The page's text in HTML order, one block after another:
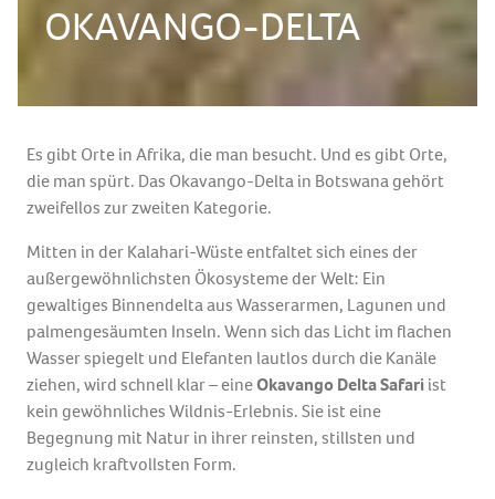
OKAVANGO-DELTA
Es gibt Orte in Afrika, die man besucht. Und es gibt Orte,
die man spürt. Das Okavango-Delta in Botswana gehört
zweifellos zur zweiten Kategorie.
Mitten in der Kalahari-Wüste entfaltet sich eines der
außergewöhnlichsten Ökosysteme der Welt: Ein
gewaltiges Binnendelta aus Wasserarmen, Lagunen und
palmengesäumten Inseln. Wenn sich das Licht im flachen
Wasser spiegelt und Elefanten lautlos durch die Kanäle
ziehen, wird schnell klar – eineOkavango Delta Safari ist
kein gewöhnliches Wildnis-Erlebnis. Sie ist eine
Begegnung mit Natur in ihrer reinsten, stillsten und
zugleich kraftvollsten Form.